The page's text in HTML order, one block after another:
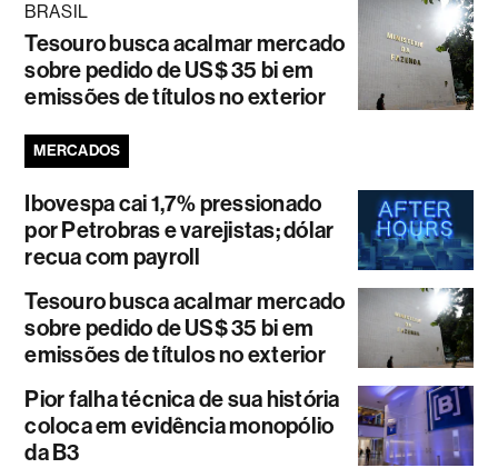
BRASIL
Tesouro busca acalmar mercado
sobre pedido de US$ 35 bi em
emissões de títulos no exterior
MERCADOS
Ibovespa cai 1,7% pressionado
por Petrobras e varejistas; dólar
recua com payroll
Tesouro busca acalmar mercado
sobre pedido de US$ 35 bi em
emissões de títulos no exterior
Pior falha técnica de sua história
coloca em evidência monopólio
da B3